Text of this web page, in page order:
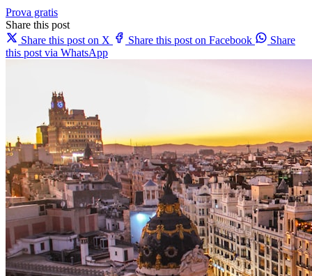
Prova gratis
Share this post
Share this post on X
Share this post on Facebook
Share
this post via WhatsApp